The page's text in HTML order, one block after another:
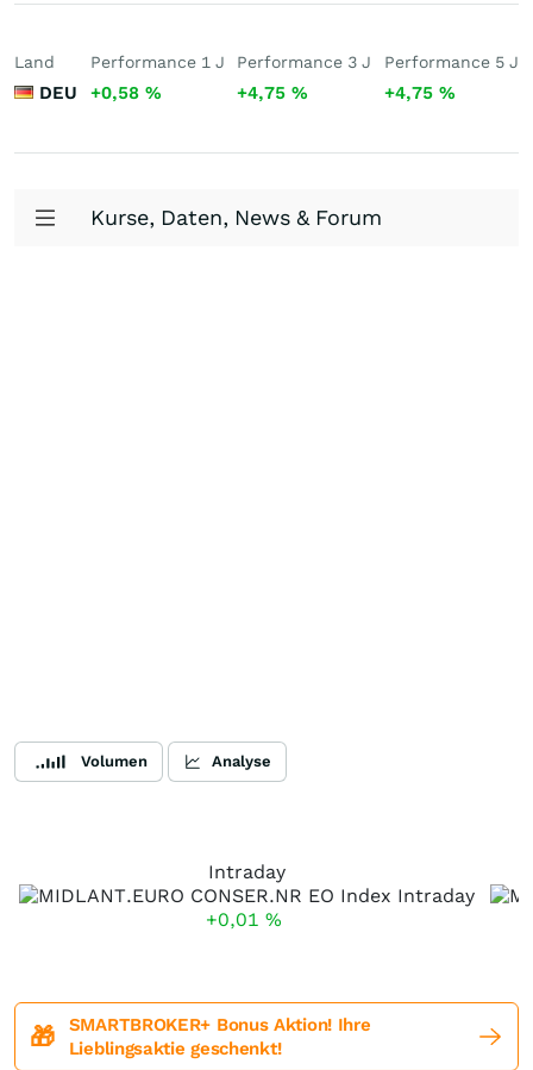
Land
DEU
Performance 1 J
+0,58 %
Performance 3 J
+4,75%
Performance 5 J
+4,75 %
Kurse, Daten, News & Forum
Volumen Analyse
Intraday
+0,01 %
🎁
SMARTBROKER+ Bonus Aktion! Ihre
Lieblingsaktie geschenkt!